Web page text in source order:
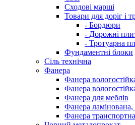
Сходові марші
Товари для доріг і
- Бордюри
- Дорожні
- Тротуарна
Фундаментні блоки
Сіль технічна
Фанера
Фанера
Фанера
Фанера для меблів
Фанера
Фанера транспортна